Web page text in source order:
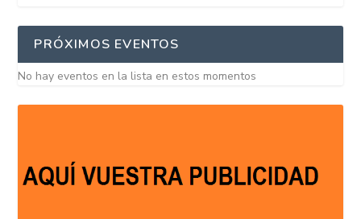
PRÓXIMOS EVENTOS
No hay eventos en la lista en estos momentos